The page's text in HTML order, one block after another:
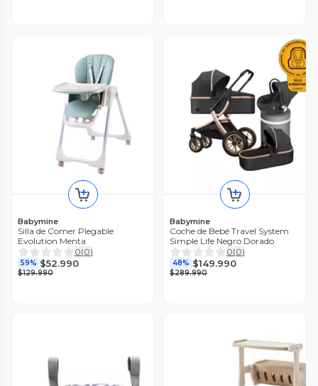
Babymine
Silla de Comer Plegable
Evolution Menta
0(0)
59% $52.990
$129.990
Babymine
Coche de Bebé Travel System
Simple Life Negro Dorado
0(0)
48% $149.990
$289.990